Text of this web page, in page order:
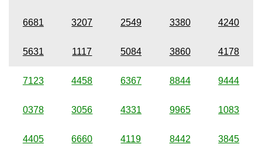
6681 3207 2549 3380 4240
5631 1117 5084 3860 4178
7123 4458 6367 8844 9444
0378 3056 4331 9965 1083
4405 6660 4119 8442 3845